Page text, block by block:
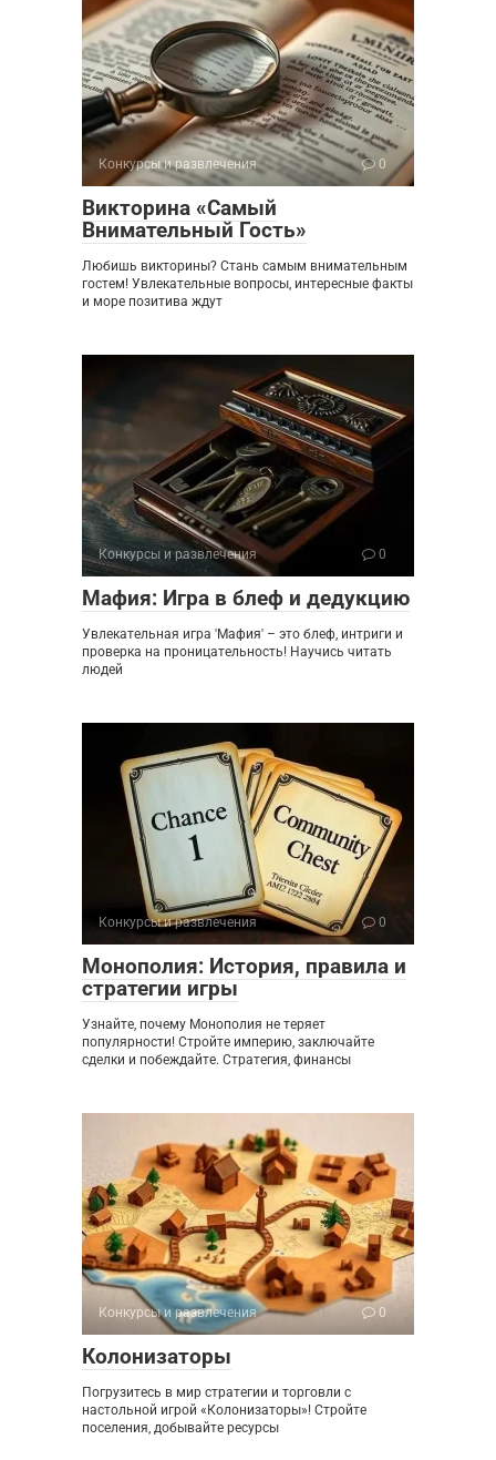
Конкурсы и развлечения 0
Викторина «Самый
Внимательный Гость»
Любишь викторины? Стань самым внимательным
гостем! Увлекательные вопросы, интересные факты
и море позитива ждут
Конкурсы и развлечения 0
Мафия: Игра в блеф и дедукцию
Увлекательная игра 'Мафия' – это блеф, интриги и
проверка на проницательность! Научись читать
людей
Конкурсы и развлечения 0
Монополия: История, правила и
стратегии игры
Узнайте, почему Монополия не теряет
популярности! Стройте империю, заключайте
сделки и побеждайте. Стратегия, финансы
Конкурсы и развлечения 0
Колонизаторы
Погрузитесь в мир стратегии и торговли с
настольной игрой «Колонизаторы»! Стройте
поселения, добывайте ресурсы